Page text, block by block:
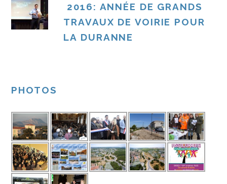
2016: ANNÉE DE GRANDS
TRAVAUX DE VOIRIE POUR
LA DURANNE
PHOTOS